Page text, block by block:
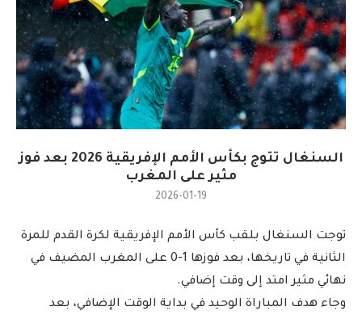
السنغال تتوج بكأس الأمم الإفريقية 2026 بعد فوز
مثير على المغرب
2026-01-19
توجت السنغال بلقب كأس الأمم الإفريقية لكرة القدم للمرة
الثانية في تاريخها، بعد فوزها 1-0 على المغرب المضيف في
نهائي مثير امتد إلى وقت إضافي.
وجاء هدف المباراة الوحيد في بداية الوقت الإضافي، بعد